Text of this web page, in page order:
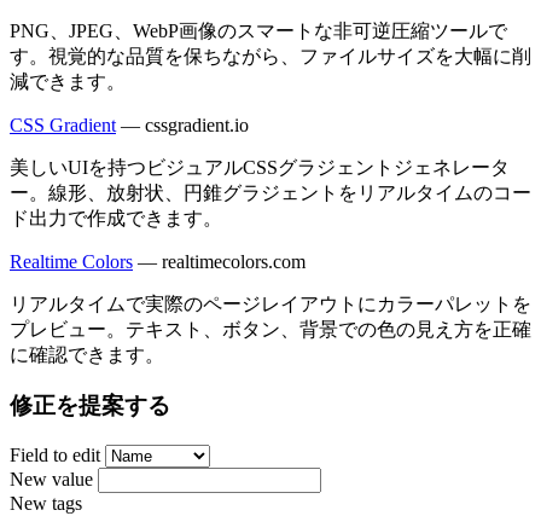
PNG、JPEG、WebP画像のスマートな非可逆圧縮ツールで
す。視覚的な品質を保ちながら、ファイルサイズを大幅に削
減できます。
CSS Gradient — cssgradient.io
美しいUIを持つビジュアルCSSグラジェントジェネレータ
ー。線形、放射状、円錐グラジェントをリアルタイムのコー
ド出力で作成できます。
Realtime Colors — realtimecolors.com
リアルタイムで実際のページレイアウトにカラーパレットを
プレビュー。テキスト、ボタン、背景での色の見え方を正確
に確認できます。
修正を提案する
Field to edit
New value
New tags